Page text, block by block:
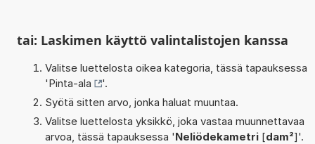
tai: Laskimen käyttö valintalistojen kanssa
Valitse luettelosta oikea kategoria, tässä tapauksessa
'Pinta-ala
'.
Syötä sitten arvo, jonka haluat muuntaa.
Valitse luettelosta yksikkö, joka vastaa muunnettavaa
arvoa, tässä tapauksessa 'Neliödekametri[dam²]'.